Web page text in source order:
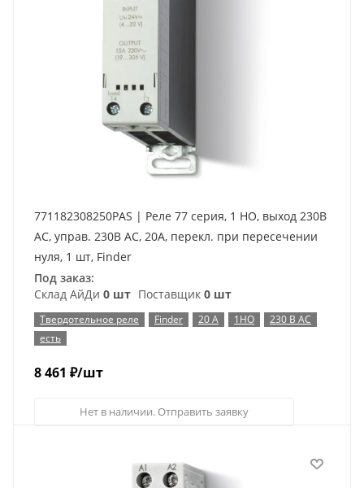
771182308250PAS | Реле 77 серия, 1 НО, выход 230В
AC, управ. 230В AC, 20A, перекл. при пересечении
нуля, 1 шт, Finder
Под заказ:
Склад АйДи 0 шт Поставщик 0 шт
Твердотельное реле Finder 20 А 1НО
230 В AC
есть
8 461 ₽/шт
Нет в наличии. Отправить заявку